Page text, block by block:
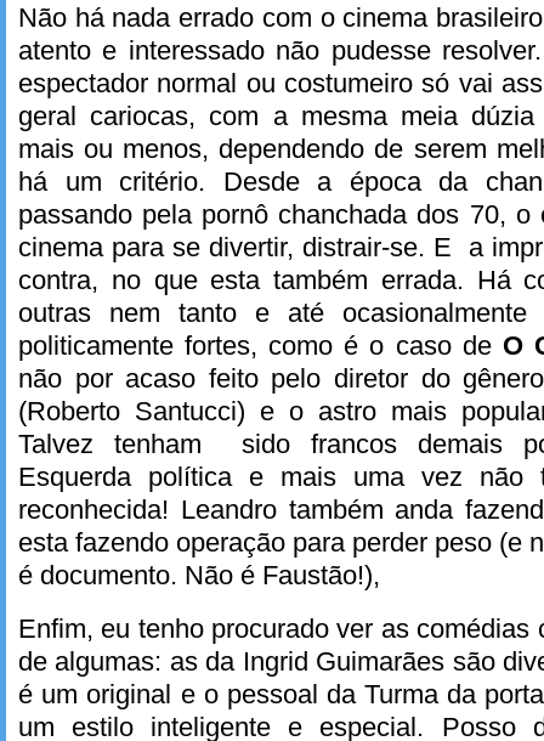
Não há nada errado com o cinema
atento e interessado não pudesse
espectador normal ou costumeiro só vai
geral cariocas, com a mesma meia
mais ou menos, dependendo de serem
há um critério. Desde a época da
passando pela pornô chanchada dos 70, o
cinema para se divertir, distrair-se. E a
contra, no que esta também errada. Há
outras nem tanto e até ocasionalmente
politicamente fortes, como é o caso de O
não por acaso feito pelo diretor do
(Roberto Santucci) e o astro mais
Talvez tenham sido francos demais
Esquerda política e mais uma vez não
reconhecida! Leandro também anda
esta fazendo operação para perder peso (e
é documento. Não é Faustão!),
Enfim, eu tenho procurado ver as comédias
de algumas: as da Ingrid Guimarães são
é um original e o pessoal da Turma da
um estilo inteligente e especial. Posso